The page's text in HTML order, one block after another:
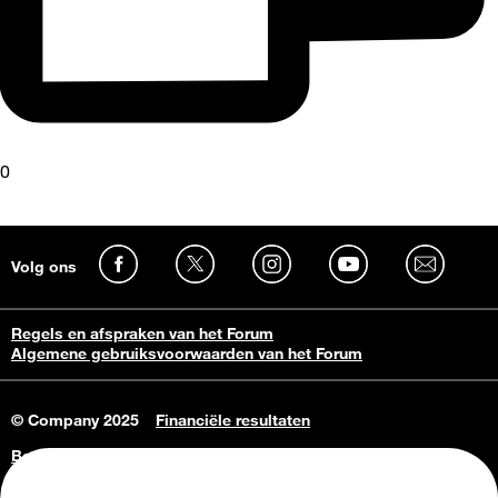
0
Volg ons
Regels en afspraken van het Forum
Algemene gebruiksvoorwaarden van het Forum
© Company 2025
Financiële resultaten
Bedrijfsgegevens